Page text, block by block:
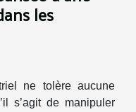
les
ne tolère aucune
s’agit de manipuler